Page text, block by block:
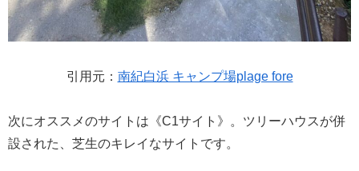
引用元： 南紀白浜 キャンプ場plage fore
次にオススメのサイトは《C1サイト》。ツリーハウスが併
設された、芝生のキレイなサイトです。